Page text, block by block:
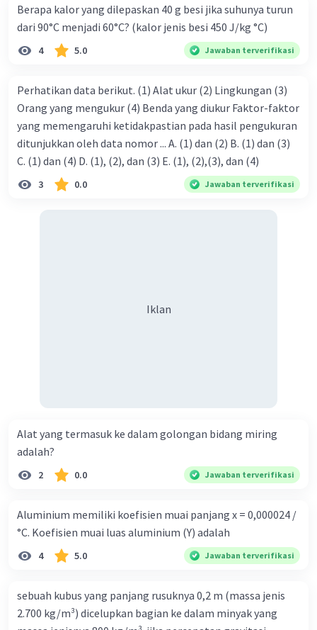
Berapa kalor yang dilepaskan 40 g besi jika suhunya turun
dari 90°C menjadi 60°C? (kalor jenis besi 450 J/kg °C)
4 5.0 Jawaban terverifikasi
Perhatikan data berikut. (1) Alat ukur (2) Lingkungan (3)
Orang yang mengukur (4) Benda yang diukur Faktor-faktor
yang memengaruhi ketidakpastian pada hasil pengukuran
ditunjukkan oleh data nomor ... A. (1) dan (2) B. (1) dan (3)
C. (1) dan (4) D. (1), (2), dan (3) E. (1), (2),(3), dan (4)
3 0.0 Jawaban terverifikasi
Iklan
Alat yang termasuk ke dalam golongan bidang miring
adalah?
2 0.0 Jawaban terverifikasi
Aluminium memiliki koefisien muai panjang x = 0,000024 /
°C. Koefisien muai luas aluminium (Y) adalah
4 5.0 Jawaban terverifikasi
sebuah kubus yang panjang rusuknya 0,2 m (massa jenis
2.700 kg/m³) dicelupkan bagian ke dalam minyak yang